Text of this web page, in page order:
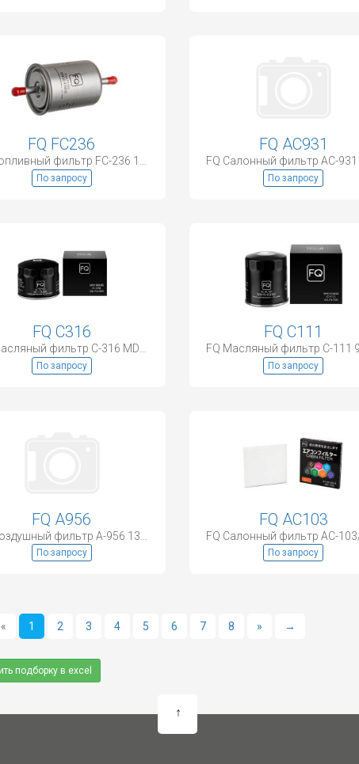
FQ FC236
По запросу
FQ AC931
По запросу
FQ C316
По запросу
FQ C111
По запросу
FQ A956
По запросу
FQ AC103
По запросу
« 1 2 3 4 5 6 7 8 » →
подборку в excel
↑